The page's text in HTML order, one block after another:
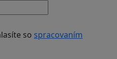
so spracovaním